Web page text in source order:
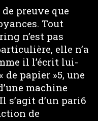
de preuve que
Tout
n’est pas
elle n’a
il l’écrit lui-
de papier »5, une
machine
s’agit d’un pari6
de